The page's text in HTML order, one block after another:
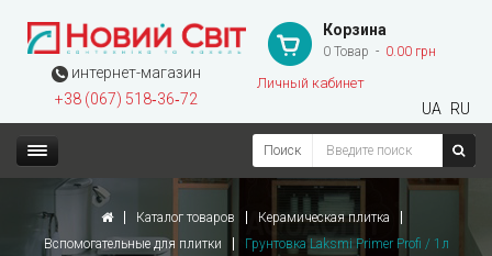
интернет-магазин
+38 (067) 518‑36‑72
Корзина
0 Товар 0.00 грн
Личный кабинет
UA RU
Поиск
Каталог товаров
Керамическая плитка
Вспомогательные для плитки
Грунтовка Laksmi Primer Profi / 1л